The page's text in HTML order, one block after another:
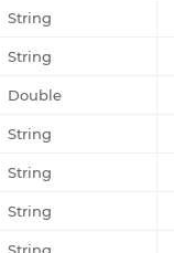
String
String
Double
String
String
String